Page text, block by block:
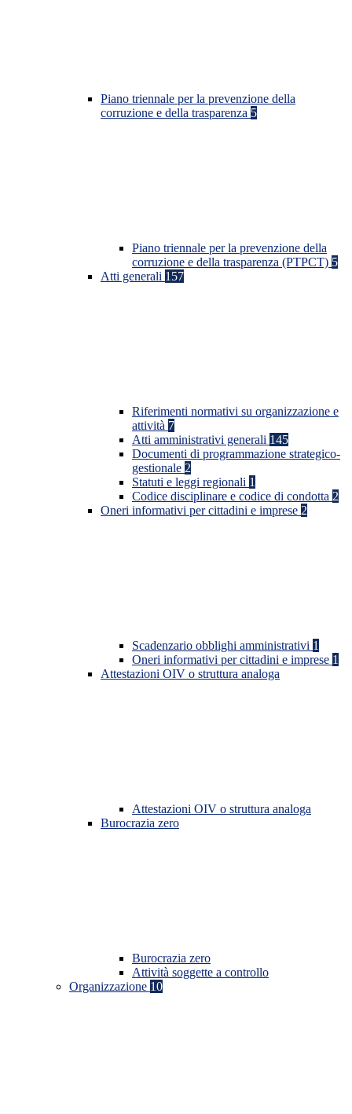
Piano triennale per la prevenzione della
corruzione e della trasparenza 5
Piano triennale per la prevenzione della
corruzione e della trasparenza (PTPCT) 5
Atti generali 157
Riferimenti normativi su organizzazione e
attività 7
Atti amministrativi generali 145
Documenti di programmazione strategico-
gestionale 2
Statuti e leggi regionali 1
Codice disciplinare e codice di condotta 2
Oneri informativi per cittadini e imprese 2
Scadenzario obblighi amministrativi 1
Oneri informativi per cittadini e imprese 1
Attestazioni OIV o struttura analoga
Attestazioni OIV o struttura analoga
Burocrazia zero
Burocrazia zero
Attività soggette a controllo
Organizzazione 10